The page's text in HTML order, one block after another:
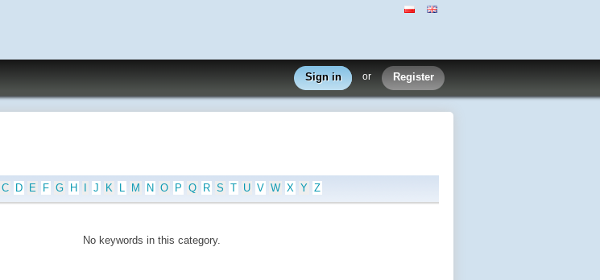
Sign in or Register
C D E F G H J K L M N O P Q R S T U V W X Y Z
No keywords in this category.